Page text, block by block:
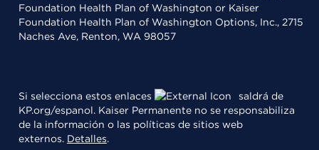
Foundation Health Plan of Washington or Kaiser
Foundation Health Plan of Washington Options, Inc., 2715
Naches Ave, Renton, WA 98057
Si selecciona estos enlaces
saldrá de
KP.org/espanol. Kaiser Permanente no se responsabiliza
de la información o las políticas de sitios web
externos. Detalles.